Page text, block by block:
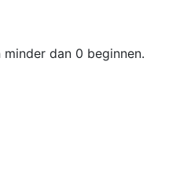
dan 0 beginnen.